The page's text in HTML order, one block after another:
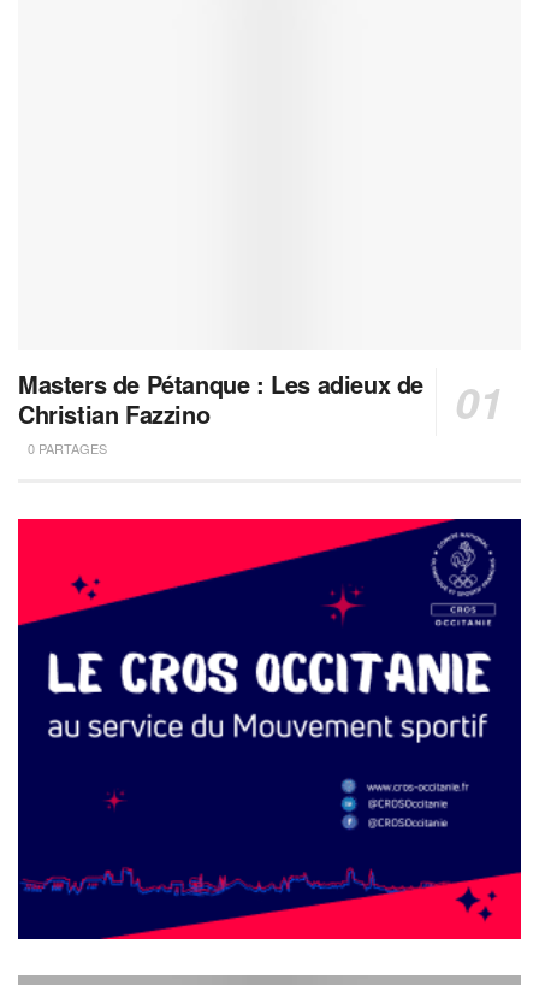
Masters de Pétanque : Les adieux de
Christian Fazzino
0 PARTAGES